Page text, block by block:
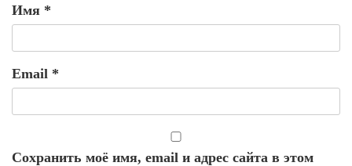
Имя *
Email *
Сохранить моё имя, email и адрес сайта в этом